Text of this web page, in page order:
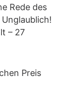
Rede des
– 27
Preis